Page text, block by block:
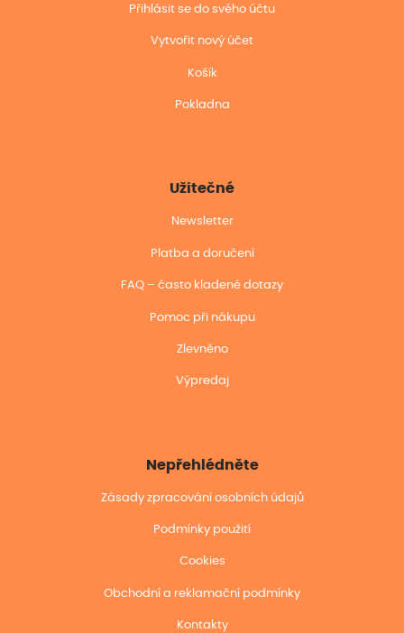
Přihlásit se do svého účtu
Vytvořit nový účet
Košík
Pokladna
Užitečné
Newsletter
Platba a doručení
FAQ – často kladené dotazy
Pomoc při nákupu
Zlevněno
Výpredaj
Nepřehlédněte
Zásady zpracování osobních údajů
Podmínky použití
Cookies
Obchodní a reklamační podmínky
Kontakty